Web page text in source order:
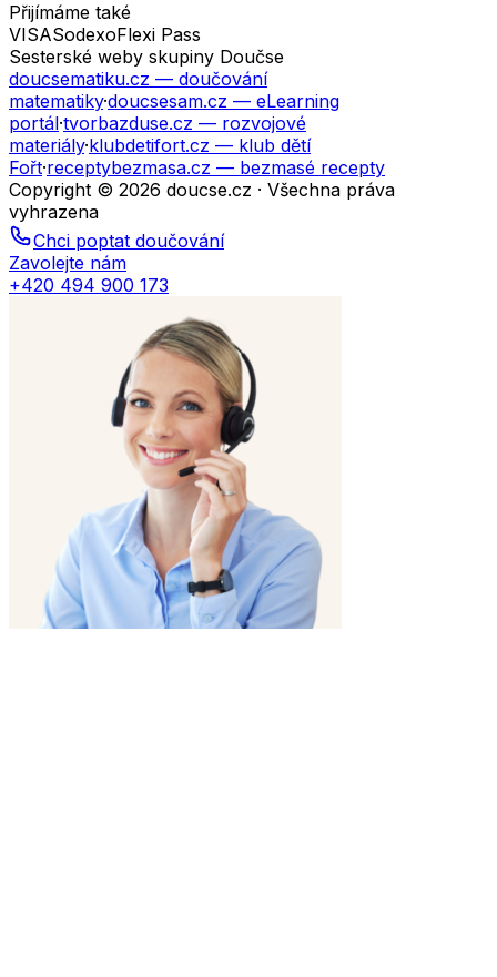
Přijímáme také
VISASodexoFlexi Pass
Sesterské weby skupiny Doučse
doucsematiku.cz — doučování
matematiky·doucsesam.cz — eLearning
portál·tvorbazduse.cz — rozvojové
materiály·klubdetifort.cz — klub dětí
Fořt·receptybezmasa.cz — bezmasé recepty
Copyright © 2026 doucse.cz · Všechna práva
vyhrazena
Chci poptat doučování
Zavolejte nám
+420 494 900 173